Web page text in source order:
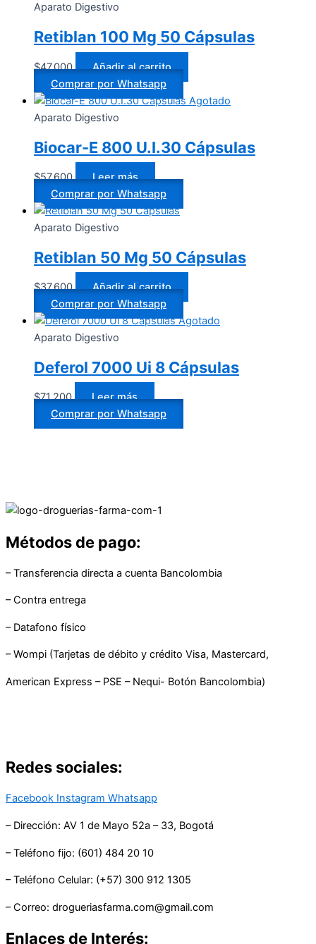
Aparato Digestivo
Retiblan 100 Mg 50 Cápsulas
$47.000
Añadir al carrito
Comprar por Whatsapp
Agotado
Aparato Digestivo
Biocar-E 800 U.I.30 Cápsulas
$57.600
Leer más
Comprar por Whatsapp
Aparato Digestivo
Retiblan 50 Mg 50 Cápsulas
$37.600
Añadir al carrito
Comprar por Whatsapp
Agotado
Aparato Digestivo
Deferol 7000 Ui 8 Cápsulas
$71.200
Leer más
Comprar por Whatsapp
Métodos de pago:
– Transferencia directa a cuenta Bancolombia
– Contra entrega
– Datafono físico
– Wompi (Tarjetas de débito y crédito Visa, Mastercard,
American Express – PSE – Nequi- Botón Bancolombia)
Redes sociales:
Facebook Instagram Whatsapp
– Dirección: AV 1 de Mayo 52a – 33, Bogotá
– Teléfono fijo: (601) 484 20 10
– Teléfono Celular: (+57) 300 912 1305
– Correo: drogueriasfarma.com@gmail.com
Enlaces de Interés: